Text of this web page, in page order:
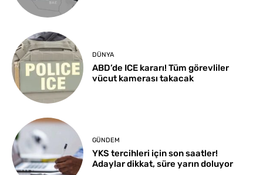
DÜNYA
ABD’de ICE kararı! Tüm görevliler
vücut kamerası takacak
GÜNDEM
YKS tercihleri için son saatler!
Adaylar dikkat, süre yarın doluyor